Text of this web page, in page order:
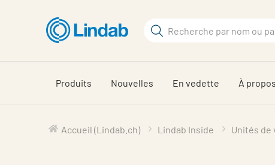
principal
Rechercher
sur
Produits Nouvelles En vedette À
Accueil (Lindab.ch) Lindab Inside Unités